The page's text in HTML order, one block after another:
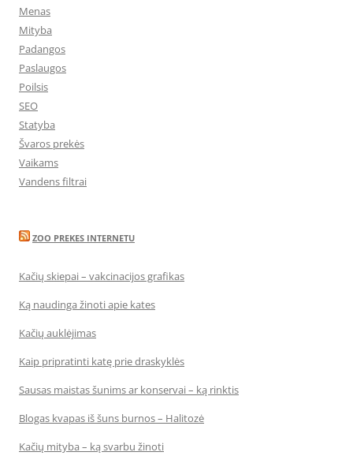
Menas
Mityba
Padangos
Paslaugos
Poilsis
SEO
Statyba
Švaros prekės
Vaikams
Vandens filtrai
ZOO PREKES INTERNETU
Kačių skiepai – vakcinacijos grafikas
Ką naudinga žinoti apie kates
Kačių auklėjimas
Kaip pripratinti katę prie draskyklės
Sausas maistas šunims ar konservai – ką rinktis
Blogas kvapas iš šuns burnos – Halitozė
Kačių mityba – ką svarbu žinoti